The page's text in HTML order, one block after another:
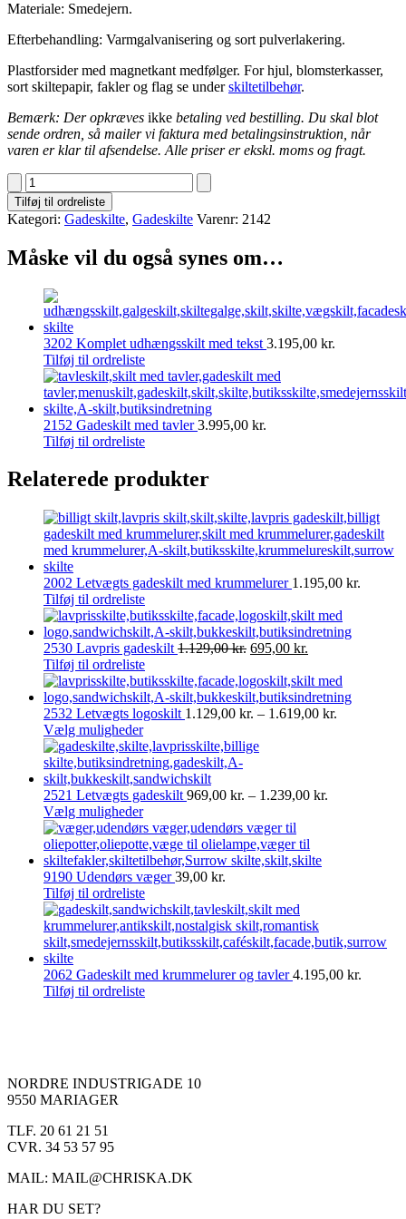
Materiale: Smedejern.
Efterbehandling: Varmgalvanisering og sort pulverlakering.
Plastforsider med magnetkant medfølger. For hjul, blomsterkasser,
sort skiltepapir, fakler og flag se underskiltetilbehør.
Bemærk: Der opkræves ikke betaling ved bestilling. Du skal blot
sende ordren, så mailer vi faktura med betalingsinstruktion, når
varen er klar til afsendelse. Alle priser er ekskl. moms og fragt.
2142
Gadeskilt
uden
deko
antal
Tilføj til ordreliste
Kategori: Gadeskilte, Gadeskilte Varenr: 2142
Måske vil du også synes om…
3202 Komplet udhængsskilt med tekst 3.195,00 kr.
Tilføj til ordreliste
2152 Gadeskilt med tavler3.995,00 kr.
Tilføj til ordreliste
Relaterede produkter
2002 Letvægts gadeskilt med krummelurer 1.195,00 kr.
Tilføj til ordreliste
2530 Lavpris gadeskilt 1.129,00kr. Den
pris
var:
1.129,00 kr..
695,00 kr.
pris
er:
695,00 kr..
Tilføj til ordreliste
2532 Letvægts logoskilt 1.129,00 kr. – 1.619,00 kr.
Vælg mulighederDette
vare
har
flere
varianter.
Mulighederne
kan
vælges
på
varesiden
2521 Letvægts gadeskilt 969,00 kr. – 1.239,00 kr.
Vælg mulighederDette
vare
har
flere
varianter.
Mulighederne
kan
vælges
på
9190 Udendørs væger39,00 kr.
Tilføj til ordreliste
2062 Gadeskilt med krummelurer og tavler4.195,00 kr.
Tilføj til ordreliste
NORDRE INDUSTRIGADE 10
9550 MARIAGER
TLF. 20 61 21 51
CVR. 34 53 57 95
MAIL: MAIL@CHRISKA.DK
HAR DU SET?